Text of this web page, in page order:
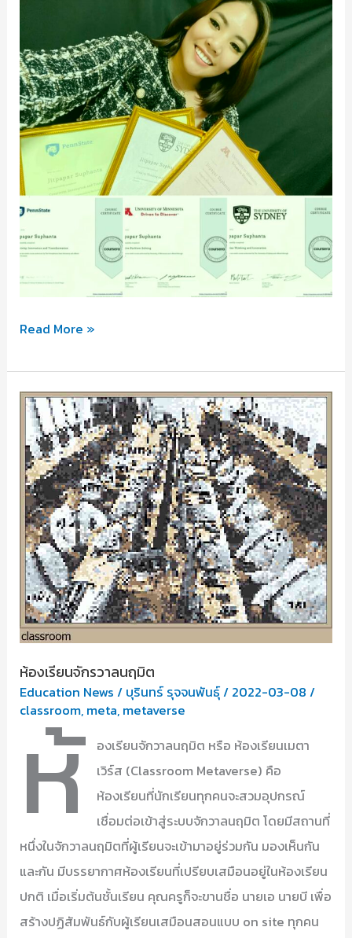
หลักสูตร
กับ
ห้องเรียน
ออนไลน์
Read More »
ห้องเรียนจักรวาลนฤมิต
Education News / บุรินทร์ รุจจนพันธุ์/ 2022-03-08/
classroom, meta, metaverse
ห้
องเรียนจักวาลนฤมิต หรือ ห้องเรียนเมตา
เวิร์ส (Classroom Metaverse) คือ
ห้องเรียนที่นักเรียนทุกคนจะสวมอุปกรณ์
เชื่อมต่อเข้าสู่ระบบจักวาลนฤมิต โดยมีสถานที่
หนึ่งในจักวาลนฤมิตที่ผู้เรียนจะเข้ามาอยู่ร่วมกัน มองเห็นกัน
และกัน มีบรรยากาศห้องเรียนที่เปรียบเสมือนอยู่ในห้องเรียน
ปกติ เมื่อเริ่มต้นชั้นเรียน คุณครูก็จะขานชื่อ นายเอ นายบี เพื่อ
สร้างปฏิสัมพันธ์กับผู้เรียนเสมือนสอนแบบ on site ทุกคน